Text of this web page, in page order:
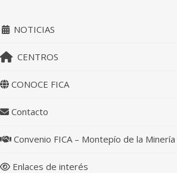
NOTICIAS
CENTROS
CONOCE FICA
Contacto
Convenio FICA – Montepío de la
Enlaces de interés